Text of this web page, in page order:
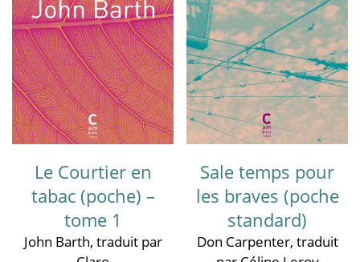
Le Courtier en
tabac (poche) –
tome 1
John Barth, traduit par
Sale temps pour
les braves (poche
standard)
Don Carpenter, traduit